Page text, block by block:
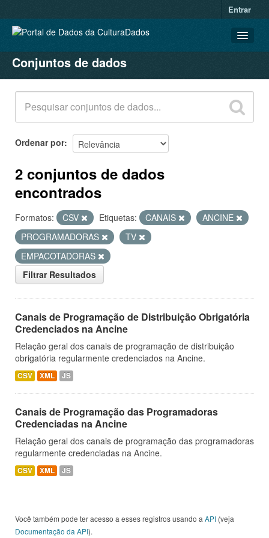
Entrar
CONJUNTOS DE DADOS
ORGANIZAÇÕES
GRUPOS
SOBRE
Conjuntos de dados
Ordenar por
2 conjuntos de dados
encontrados
Formatos: CSV Etiquetas: CANAIS
ANCINE
PROGRAMADORAS
TV
EMPACOTADORAS
Filtrar Resultados
Canais de Programação de Distribuição Obrigatória
Credenciados na Ancine
Relação geral dos canais de programação de distribuição
obrigatória regularmente credenciados na Ancine.
CSV XML JS
Canais de Programação das Programadoras
Credenciadas na Ancine
Relação geral dos canais de programação das programadoras
regularmente credenciadas na Ancine.
CSV XML JS
Você também pode ter acesso a esses registros usando a API (veja
Documentação da API).